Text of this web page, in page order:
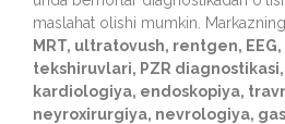
maslahat olishi mumkin.
MRT, ultratovush, rentgen,
tekshiruvlari, PZR
kardiologiya, endoskopiya,
neyroxirurgiya, nevrologiya,